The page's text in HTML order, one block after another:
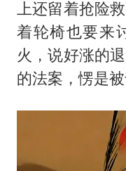
上还留着抢险
着轮椅也要来
火，说好涨的
的法案，愣是